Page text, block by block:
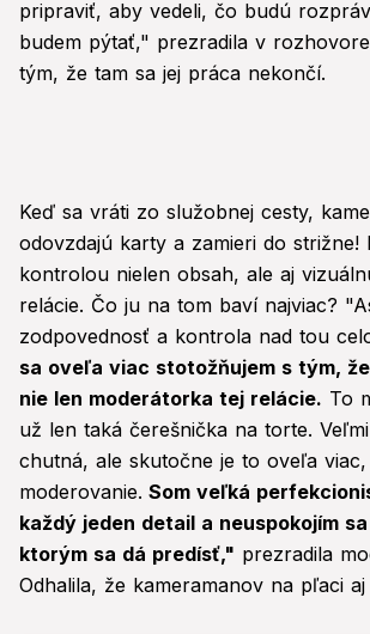
pripraviť, aby vedeli, čo budú
budem pýtať," prezradila v
tým, že tam sa jej práca nekončí.
Keď sa vráti zo služobnej cesty,
odovzdajú karty a zamieri do strižne!
kontrolou nielen obsah, ale aj
relácie. Čo ju na tom baví najviac?
zodpovednosť a kontrola nad tou
sa oveľa viac stotožňujem s tým,
nie len moderátorka tej relácie. To
už len taká čerešnička na torte.
chutná, ale skutočne je to oveľa
moderovanie. Som veľká
každý jeden detail a neuspokojím
ktorým sa dá predísť," prezradila
Odhalila, že kameramanov na pľaci